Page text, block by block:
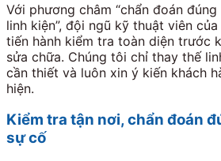
Với phương châm “chẩn đoán
linh kiện”, đội ngũ kỹ thuật viên
tiến hành kiểm tra toàn diện trước
sửa chữa. Chúng tôi chỉ thay thế
cần thiết và luôn xin ý kiến khách
hiện.
Kiểm tra tận nơi, chẩn đoán
sự cố